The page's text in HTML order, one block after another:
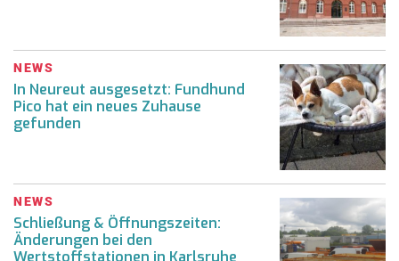
NEWS
In Neureut ausgesetzt: Fundhund
Pico hat ein neues Zuhause
gefunden
NEWS
Schließung & Öffnungszeiten:
Änderungen bei den
Wertstoffstationen in Karlsruhe